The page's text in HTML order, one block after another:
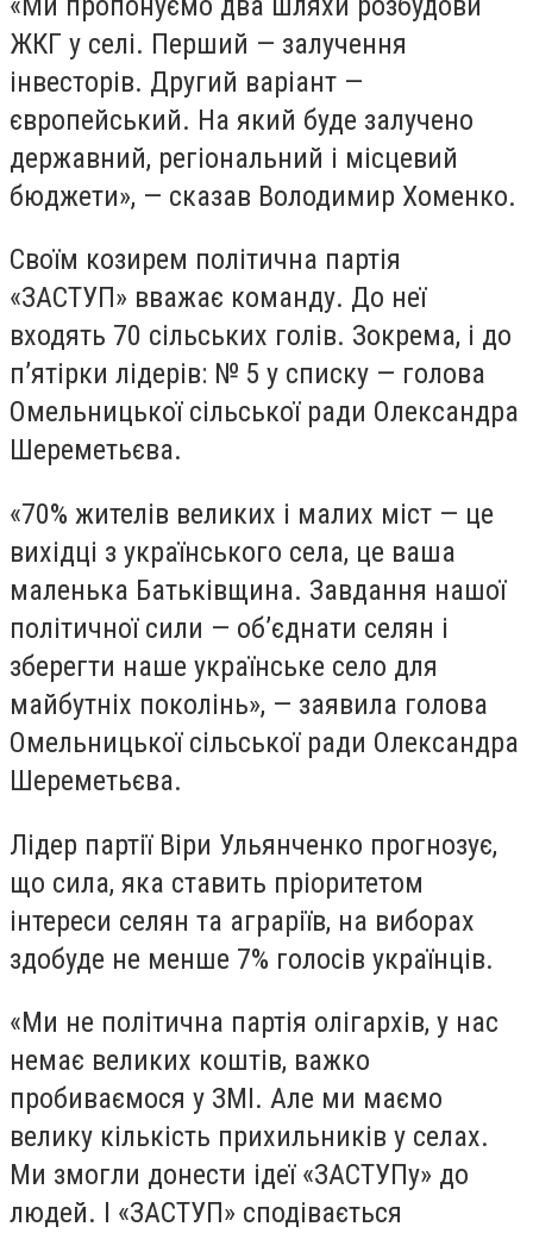
ЖКГ у селі. Перший — залучення
інвесторів. Другий варіант —
європейський. На який буде залучено
державний, регіональний і місцевий
бюджети», — сказав Володимир Хоменко.
Своїм козирем політична партія
«ЗАСТУП» вважає команду. До неї
входять 70 сільських голів. Зокрема, і до
п’ятірки лідерів: № 5 у списку — голова
Омельницької сільської ради Олександра
Шереметьєва.
«70% жителів великих і малих міст — це
вихідці з українського села, це ваша
маленька Батьківщина. Завдання нашої
політичної сили — об’єднати селян і
зберегти наше українське село для
майбутніх поколінь», — заявила голова
Омельницької сільської ради Олександра
Шереметьєва.
Лідер партії Віри Ульянченко прогнозує,
що сила, яка ставить пріоритетом
інтереси селян та аграріїв, на виборах
здобуде не менше 7% голосів українців.
«Ми не політична партія олігархів, у нас
немає великих коштів, важко
пробиваємося у ЗМІ. Але ми маємо
велику кількість прихильників у селах.
Ми змогли донести ідеї «ЗАСТУПу» до
людей. І «ЗАСТУП» сподівається